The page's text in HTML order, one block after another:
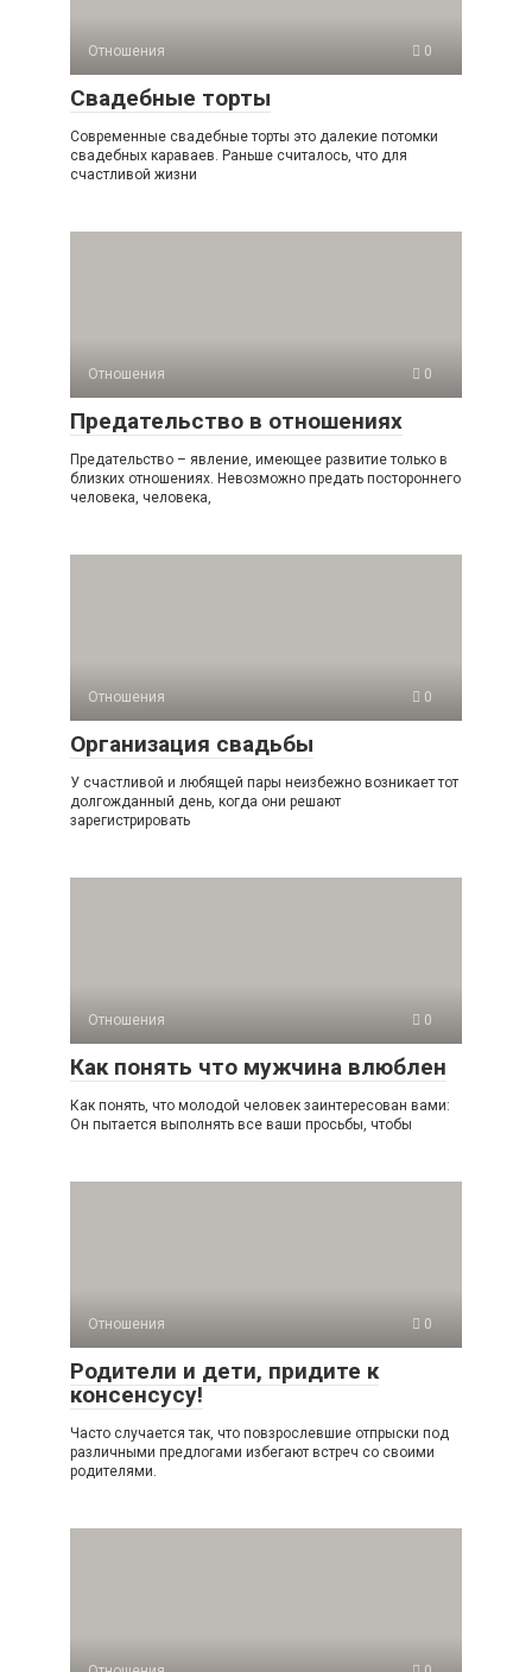
Отношения 0
Свадебные торты
Современные свадебные торты это далекие потомки
свадебных караваев. Раньше считалось, что для
счастливой жизни
Отношения 0
Предательство в отношениях
Предательство – явление, имеющее развитие только в
близких отношениях. Невозможно предать постороннего
человека, человека,
Отношения 0
Организация свадьбы
У счастливой и любящей пары неизбежно возникает тот
долгожданный день, когда они решают
зарегистрировать
Отношения 0
Как понять что мужчина влюблен
Как понять, что молодой человек заинтересован вами:
Он пытается выполнять все ваши просьбы, чтобы
Отношения 0
Родители и дети, придите к
консенсусу!
Часто случается так, что повзрослевшие отпрыски под
различными предлогами избегают встреч со своими
родителями.